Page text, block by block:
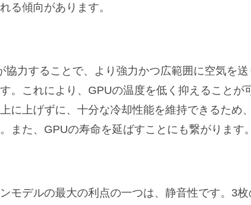
る傾向があります。
協力することで、より強力かつ広範囲に空気を
。これにより、GPUの温度を低く抑えることが
に上げずに、十分な冷却性能を維持できるため
また、GPUの寿命を延ばすことにも繋がります。
モデルの最大の利点の一つは、静音性です。3